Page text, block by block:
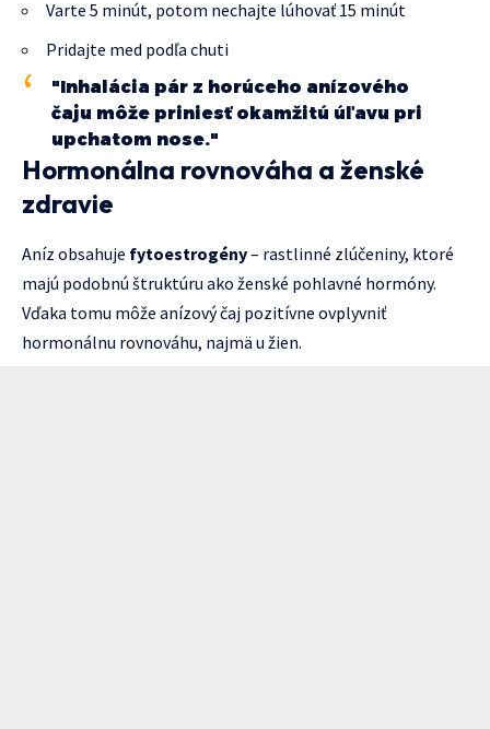
Varte 5 minút, potom nechajte lúhovať 15 minút
Pridajte med podľa chuti
"Inhalácia pár z horúceho anízového
čaju môže priniesť okamžitú úľavu pri
upchatom nose."
Hormonálna rovnováha a ženské
zdravie
Aníz obsahuje fytoestrogény– rastlinné zlúčeniny, ktoré
majú podobnú štruktúru ako ženské pohlavné hormóny.
Vďaka tomu môže anízový čaj pozitívne ovplyvniť
hormonálnu rovnováhu, najmä u žien.